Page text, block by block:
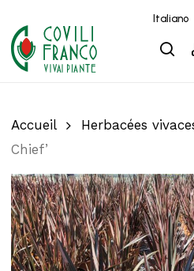
main
content
Italiano
Panier
Accueil Herbacées
Chief’